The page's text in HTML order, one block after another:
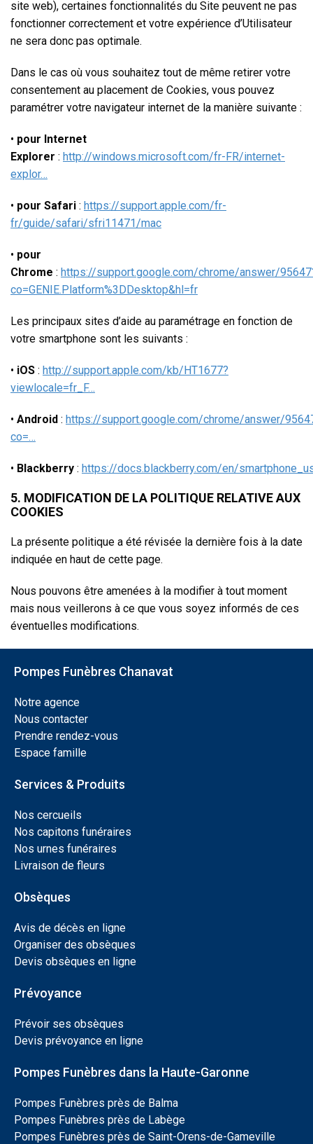
site web), certaines fonctionnalités du Site peuvent ne pas
fonctionner correctement et votre expérience d’Utilisateur
ne sera donc pas optimale.
Dans le cas où vous souhaitez tout de même retirer votre
consentement au placement de Cookies, vous pouvez
paramétrer votre navigateur internet de la manière suivante :
• pour Internet
Explorer : http://windows.microsoft.com/fr-FR/internet-
explor…
• pour Safari : https://support.apple.com/fr-
fr/guide/safari/sfri11471/mac
• pour
Chrome : https://support.google.com/chrome/answer/
co=GENIE.Platform%3DDesktop&hl=fr
Les principaux sites d’aide au paramétrage en fonction de
votre smartphone sont les suivants :
• iOS : http://support.apple.com/kb/HT1677?
viewlocale=fr_F…
• Android : https://support.google.com/chrome/answer/
co=…
• Blackberry : https://docs.blackberry.com/en/
5. MODIFICATION DE LA POLITIQUE RELATIVE AUX
COOKIES
La présente politique a été révisée la dernière fois à la date
indiquée en haut de cette page.
Nous pouvons être amenées à la modifier à tout moment
mais nous veillerons à ce que vous soyez informés de ces
éventuelles modifications.
Pompes Funèbres Chanavat
Notre agence
Nous contacter
Prendre rendez-vous
Espace famille
Services & Produits
Nos cercueils
Nos capitons funéraires
Nos urnes funéraires
Livraison de fleurs
Obsèques
Avis de décès en ligne
Organiser des obsèques
Devis obsèques en ligne
Prévoyance
Prévoir ses obsèques
Devis prévoyance en ligne
Pompes Funèbres dans la Haute-Garonne
Pompes Funèbres près de Balma
Pompes Funèbres près de Labège
Pompes Funèbres près de Saint-Orens-de-Gameville